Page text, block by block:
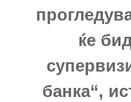
ќе
банка“,